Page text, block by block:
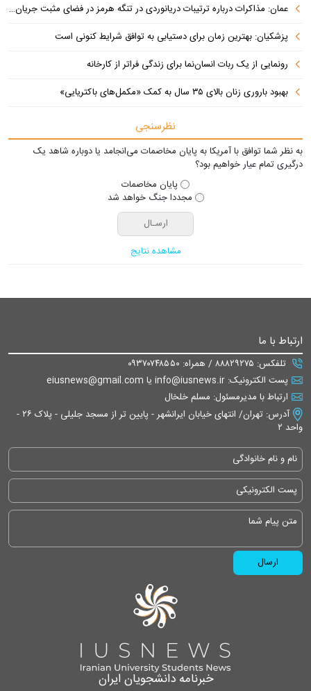
عمان: مذاکرات درباره ترتیبات دریانوردی در تنگه هرمز در فضای مثبت جریان دارد
پزشکیان‌: بهترین زمان برای دستیابی به توافق شرایط کنونی است
رونمایی از یک ربات انسان‌نما برای زندگی فراتر از کارخانه
بهبود باروری زنان بالای ۳۵ سال به کمک «مکمل‌های باکتریایی»
نظرسنجی
به نظر شما توافق با آمریکا به پایان مخاصمات می‌انجامد یا دوباره شاهد یک
درگیری تمام عیار خواهیم بود؟
پایان مخاصمات
مجددا جنگ خواهد شد
مشاهده نتایج
ارتباط با ما
تلفکس: ۸۸۸۲۹۲۷۵ / همراه: ۰۹۳۷۰۷۴۸۵۵۰
پست الکترونیک: info@iusnews.ir یا eiusnews@gmail.com
ارتباط با مدیرمسئول: مسلم خلخال
آدرس: تهران/ انتهای خیابان ایرانشهر - پایین تر از مسجد جلیلی - پلاک ۲۶ -
واحد ۲
خبرنامه دانشجویان ایران